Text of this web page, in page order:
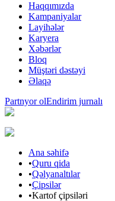
Haqqımızda
Kampaniyalar
Layihələr
Karyera
Xəbərlər
Bloq
Müştəri dəstəyi
Əlaqə
Partnyor olEndirim jurnalı
Ana səhifə
•Quru qida
•Qəlyanaltılar
•Çipsilər
•Kartof çipsiləri